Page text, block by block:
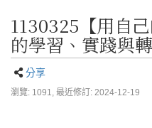
1130325【用自
的學習、實踐與轉
分享
瀏覽: 1091, 最近修訂: 2024-12-19